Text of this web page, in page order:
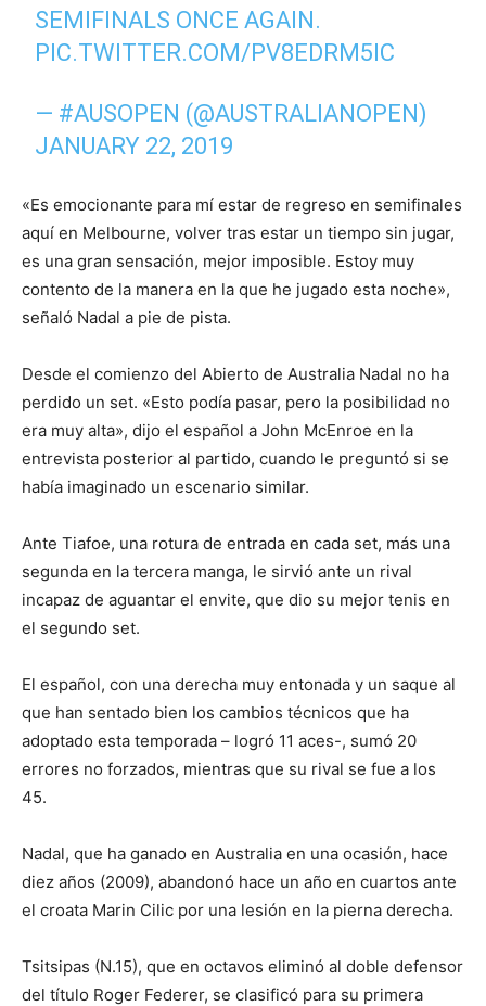
SEMIFINALS ONCE AGAIN.
PIC.TWITTER.COM/PV8EDRM5IC
— #AUSOPEN (@AUSTRALIANOPEN)
JANUARY 22, 2019
«Es emocionante para mí estar de regreso en semifinales
aquí en Melbourne, volver tras estar un tiempo sin jugar,
es una gran sensación, mejor imposible. Estoy muy
contento de la manera en la que he jugado esta noche»,
señaló Nadal a pie de pista.
Desde el comienzo del Abierto de Australia Nadal no ha
perdido un set. «Esto podía pasar, pero la posibilidad no
era muy alta», dijo el español a John McEnroe en la
entrevista posterior al partido, cuando le preguntó si se
había imaginado un escenario similar.
Ante Tiafoe, una rotura de entrada en cada set, más una
segunda en la tercera manga, le sirvió ante un rival
incapaz de aguantar el envite, que dio su mejor tenis en
el segundo set.
El español, con una derecha muy entonada y un saque al
que han sentado bien los cambios técnicos que ha
adoptado esta temporada – logró 11 aces-, sumó 20
errores no forzados, mientras que su rival se fue a los
45.
Nadal, que ha ganado en Australia en una ocasión, hace
diez años (2009), abandonó hace un año en cuartos ante
el croata Marin Cilic por una lesión en la pierna derecha.
Tsitsipas (N.15), que en octavos eliminó al doble defensor
del título Roger Federer, se clasificó para su primera